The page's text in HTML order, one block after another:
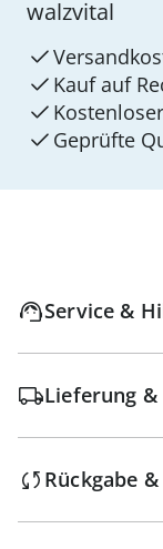
walzvital
Kauf auf
Geprüfte
Service &
Lieferung
Rückgabe